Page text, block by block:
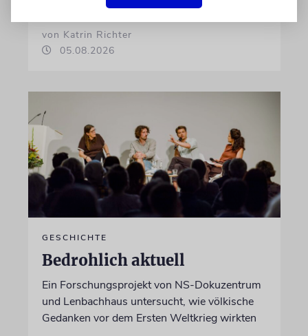
von Katrin Richter
05.08.2026
GESCHICHTE
Bedrohlich aktuell
Ein Forschungsprojekt von NS-Dokuzentrum
und Lenbachhaus untersucht, wie völkische
Gedanken vor dem Ersten Weltkrieg wirkten